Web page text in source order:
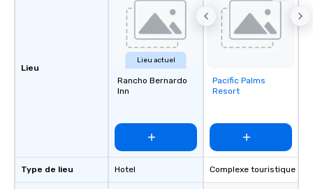
Lieu
Type de lieu
Lieu actuel
Rancho Bernardo
Inn
Hotel
Removed from
favorites
Pacific Palms
Resort
Complexe touristique